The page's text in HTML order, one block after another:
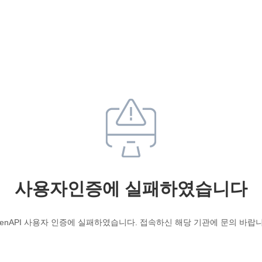
사용자인증에 실패하였습니다
사용자 인증에 실패하였습니다. 접속하신 해당 기관에 문의 바랍